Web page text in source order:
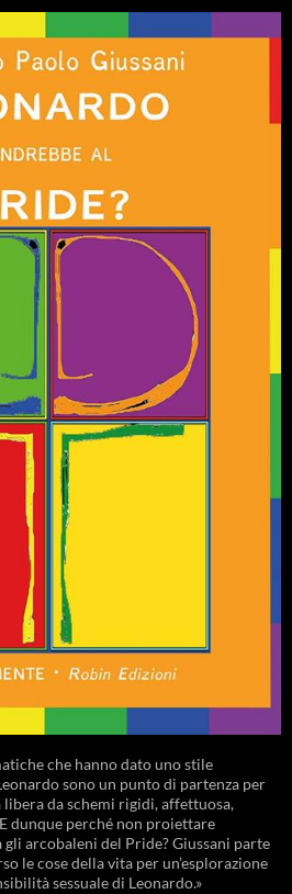
che hanno dato uno stile
sono un punto di partenza per
da schemi rigidi, affettuosa,
dunque perché non proiettare
arcobaleni del Pride? Giussani parte
le cose della vita per un’esplorazione
sessuale di Leonardo.»